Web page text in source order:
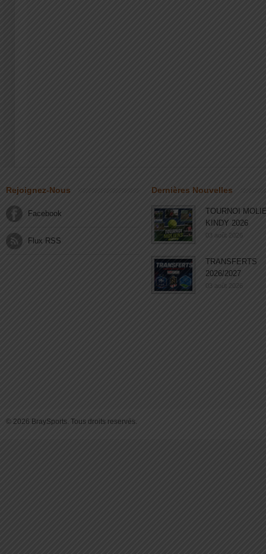
Rejoignez-Nous
Facebook
Flux RSS
Dernières Nouvelles
TOURNOI
KINDY 2026
03 août 2026
TRANSFERTS
2026/2027
03 août 2026
© 2026 BraySports. Tous droits reservés.